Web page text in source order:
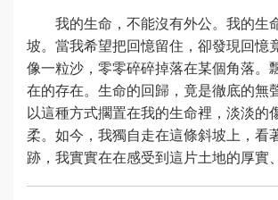
我的生命，不能沒有外公。我的生
坡。當我希望把回憶留住，卻發現回憶
像一粒沙，零零碎碎掉落在某個角落。
在的存在。生命的回歸，竟是徹底的無
以這種方式擱置在我的生命裡，淡淡的
柔。如今，我獨自走在這條斜坡上，看
跡，我實實在在感受到這片土地的厚實